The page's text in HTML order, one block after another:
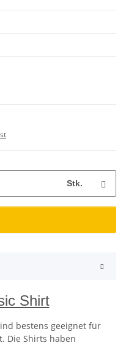
Stk.
Shirt
bestens geeignet für
Die Shirts haben